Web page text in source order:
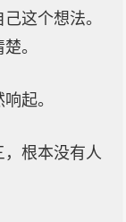
这个想法。
。
起。
根本没有人